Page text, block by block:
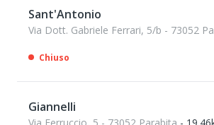
Sant'Antonio
Via Dott. Gabriele Ferrari, 5/b - 73052
Chiuso
Giannelli